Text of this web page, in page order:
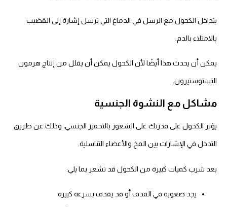
يتداخل الكحول مع الرسل في الدماغ التي ترسل إشارة إلى القضيب
بالامتلاء بالدم.
يمكن أن يحدث هذا أيضًا لأن الكحول يمكن أن يقلل من إنتاج هرمون
التستوستيرون.
مشاكل مع النشوة الجنسية
يؤثر الكحول على قدرتك على الشعور بالتحفيز الجنسي، وذلك عن طريق
التدخل في الإشارات بين المخ والأعضاء التناسلية.
بعد شرب كميات كبيرة من الكحول قد تشعر بما يلي:
يجد صعوبة في القذف أو قد يقذف بسرعة كبيرة